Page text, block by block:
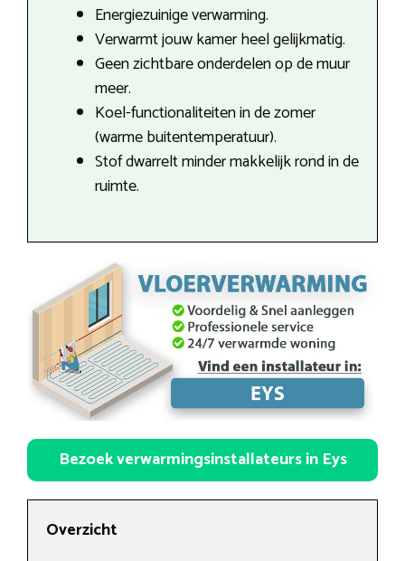
Energiezuinige verwarming.
Verwarmt jouw kamer heel gelijkmatig.
Geen zichtbare onderdelen op de muur
meer.
Koel-functionaliteiten in de zomer
(warme buitentemperatuur).
Stof dwarrelt minder makkelijk rond in de
ruimte.
Bezoek verwarmingsinstallateurs in Eys
Overzicht